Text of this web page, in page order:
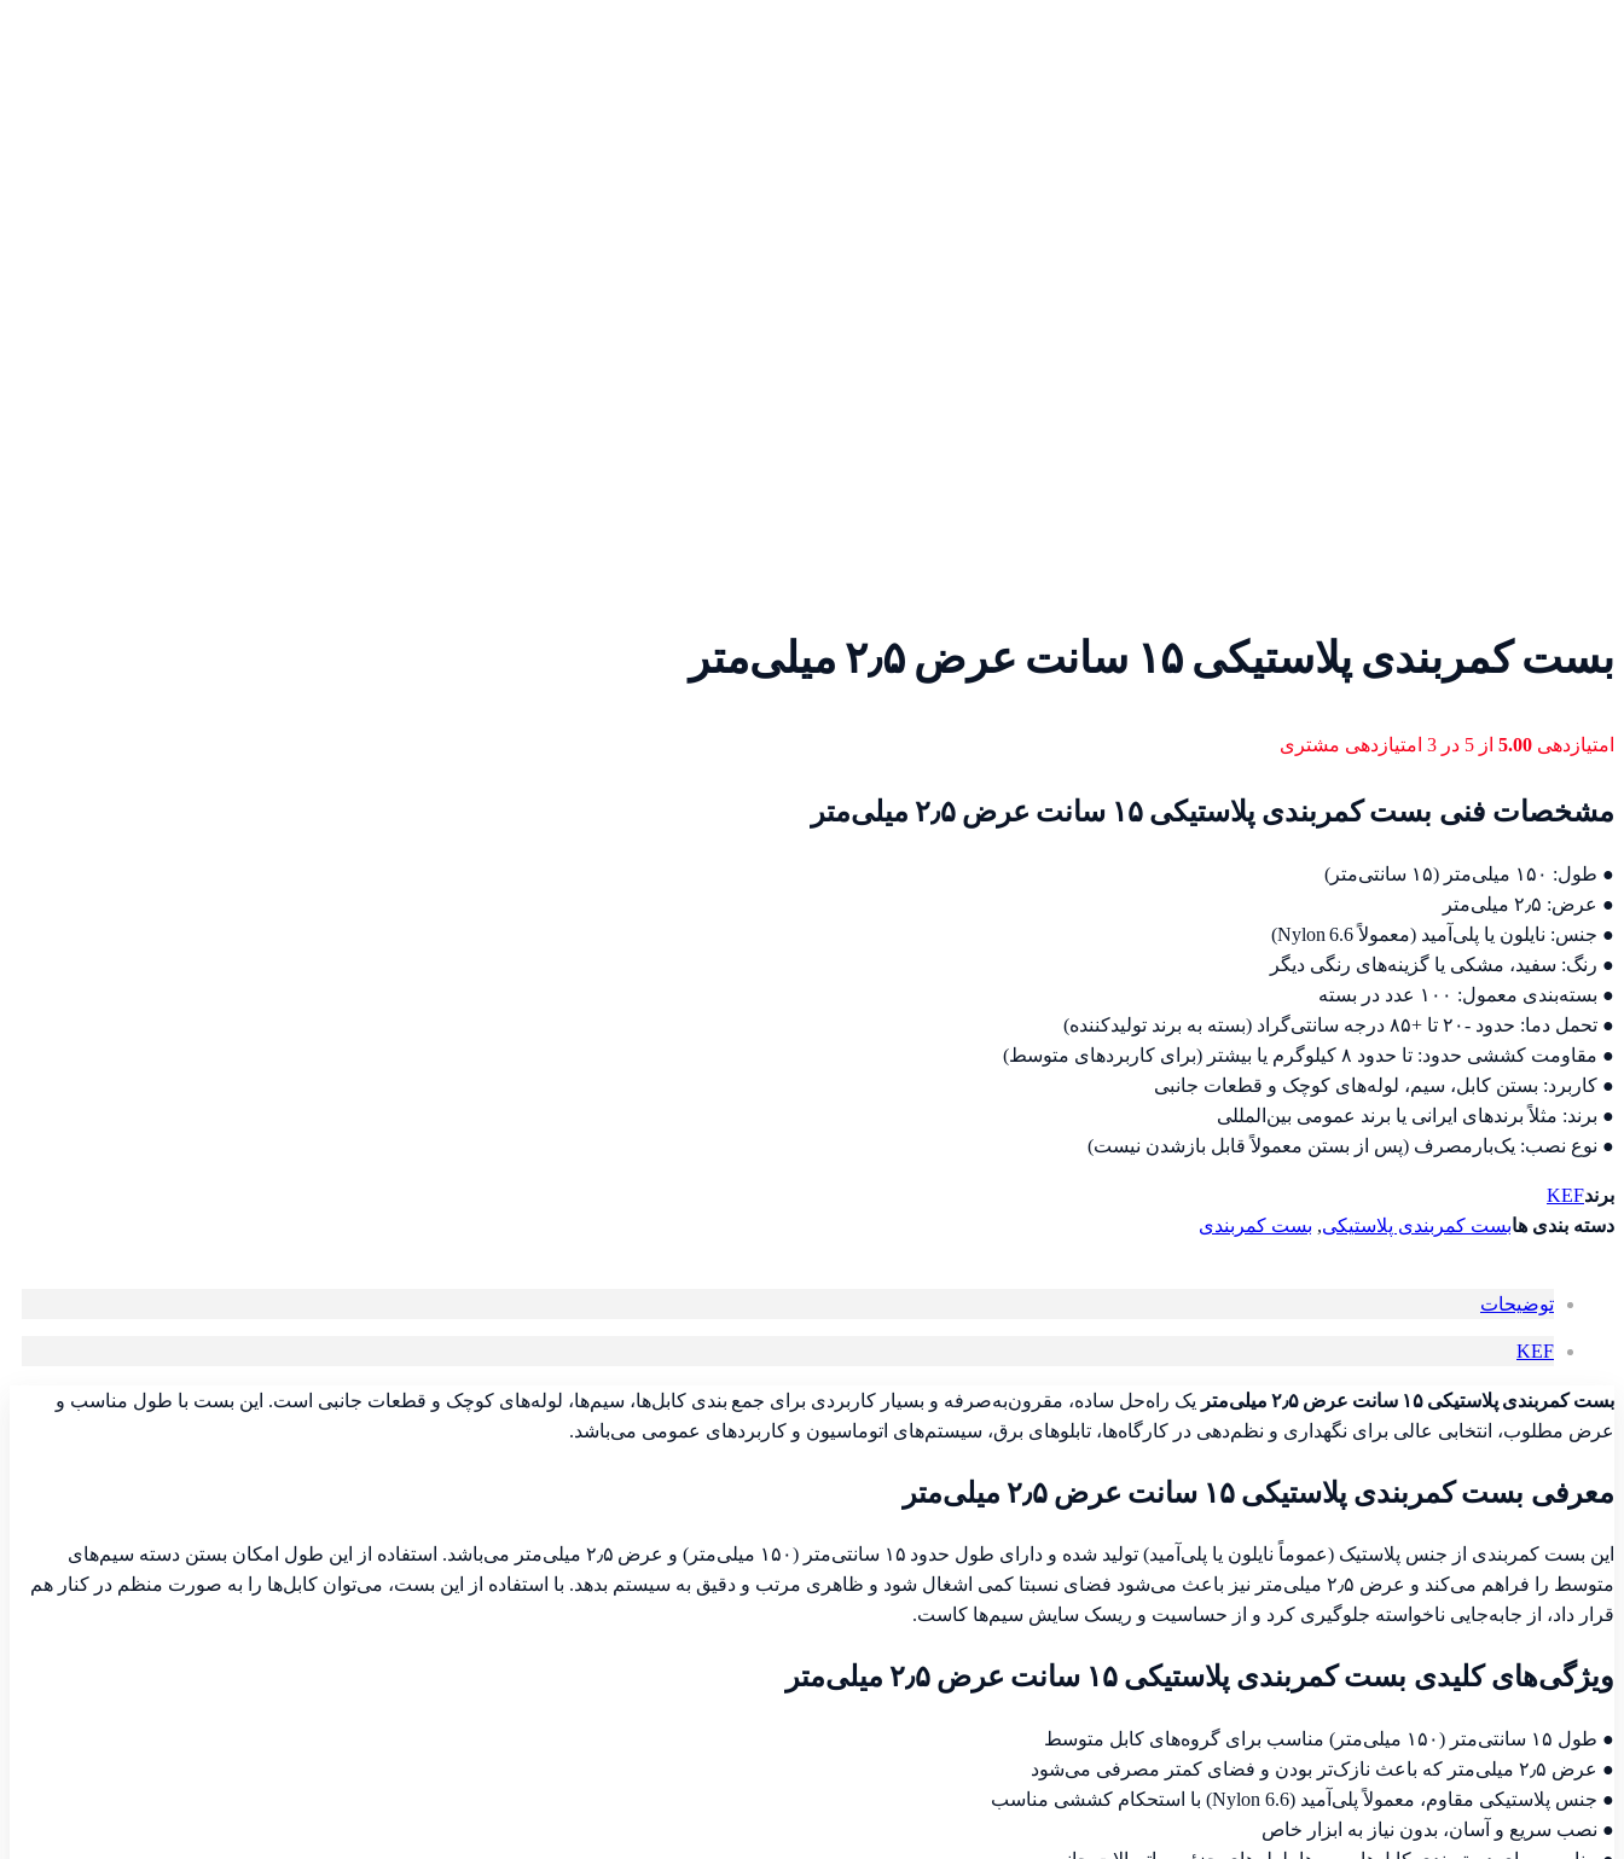
بست کمربندی پلاستیکی ۱۵ سانت عرض ۲٫۵ میلی‌متر
امتیازدهی 5.00 از 5 در 3 امتیازدهی مشتری
مشخصات فنی بست کمربندی پلاستیکی ۱۵ سانت عرض ۲٫۵ میلی‌متر
● طول: ۱۵۰ میلی‌متر (۱۵ سانتی‌متر)
● عرض: ۲٫۵ میلی‌متر
● جنس: نایلون یا پلی‌آمید (معمولاً Nylon 6.6)
● رنگ: سفید، مشکی یا گزینه‌های رنگی دیگر
● بسته‌بندی معمول: ۱۰۰ عدد در بسته
● تحمل دما: حدود ‑۲۰ تا +۸۵ درجه سانتی‌گراد (بسته به برند تولیدکننده)
● مقاومت کششی حدود: تا حدود ۸ کیلوگرم یا بیشتر (برای کاربردهای متوسط)
● کاربرد: بستن کابل، سیم، لوله‌های کوچک و قطعات جانبی
● برند: مثلاً برندهای ایرانی یا برند عمومی بین‌المللی
● نوع نصب: یک‌بارمصرف (پس از بستن معمولاً قابل بازشدن نیست)
برندKEF
دسته بندی هابست کمربندی پلاستیکی, بست کمربندی
توضیحات
KEF
بست کمربندی پلاستیکی ۱۵ سانت عرض ۲٫۵ میلی‌متر
یک راه‌حل ساده، مقرون‌به‌صرفه و بسیار کاربردی برای جمع بندی کابل‌ها، سیم‌ها، لوله‌های کوچک و قطعات جانبی است. این بست با طول مناسب و
عرض مطلوب، انتخابی عالی برای نگهداری و نظم‌دهی در کارگاه‌ها، تابلوهای برق، سیستم‌های اتوماسیون و کاربردهای عمومی می‌باشد.
معرفی بست کمربندی پلاستیکی ۱۵ سانت عرض ۲٫۵ میلی‌متر
این بست کمربندی از جنس پلاستیک (عموماً نایلون یا پلی‌آمید) تولید شده و دارای طول حدود ۱۵ سانتی‌متر (۱۵۰ میلی‌متر) و عرض ۲٫۵ میلی‌متر می‌باشد. استفاده از این طول امکان بستن دسته سیم‌های
متوسط را فراهم می‌کند و عرض ۲٫۵ میلی‌متر نیز باعث می‌شود فضای نسبتا کمی اشغال شود و ظاهری مرتب و دقیق به سیستم بدهد. با استفاده از این بست، می‌توان کابل‌ها را به صورت منظم در کنار هم
قرار داد، از جابه‌جایی ناخواسته جلوگیری کرد و از حساسیت و ریسک سایش سیم‌ها کاست.
ویژگی‌های کلیدی بست کمربندی پلاستیکی ۱۵ سانت عرض ۲٫۵ میلی‌متر
● طول ۱۵ سانتی‌متر (۱۵۰ میلی‌متر) مناسب برای گروه‌های کابل متوسط
● عرض ۲٫۵ میلی‌متر که باعث نازک‌تر بودن و فضای کمتر مصرفی می‌شود
● جنس پلاستیکی مقاوم، معمولاً پلی‌آمید (Nylon 6.6) با استحکام کششی مناسب
● نصب سریع و آسان، بدون نیاز به ابزار خاص